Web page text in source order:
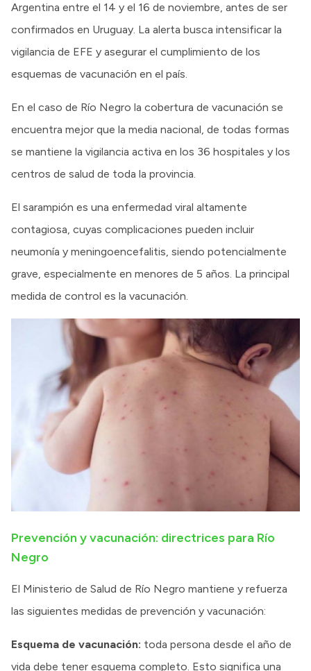
Argentina entre el 14 y el 16 de noviembre, antes de ser
confirmados en Uruguay. La alerta busca intensificar la
vigilancia de EFE y asegurar el cumplimiento de los
esquemas de vacunación en el país.
En el caso de Río Negro la cobertura de vacunación se
encuentra mejor que la media nacional, de todas formas
se mantiene la vigilancia activa en los 36 hospitales y los
centros de salud de toda la provincia.
El sarampión es una enfermedad viral altamente
contagiosa, cuyas complicaciones pueden incluir
neumonía y meningoencefalitis, siendo potencialmente
grave, especialmente en menores de 5 años. La principal
medida de control es la vacunación.
Prevención y vacunación: directrices para Río
Negro
El Ministerio de Salud de Río Negro mantiene y refuerza
las siguientes medidas de prevención y vacunación:
Esquema de vacunación: toda persona desde el año de
vida debe tener esquema completo. Esto significa una